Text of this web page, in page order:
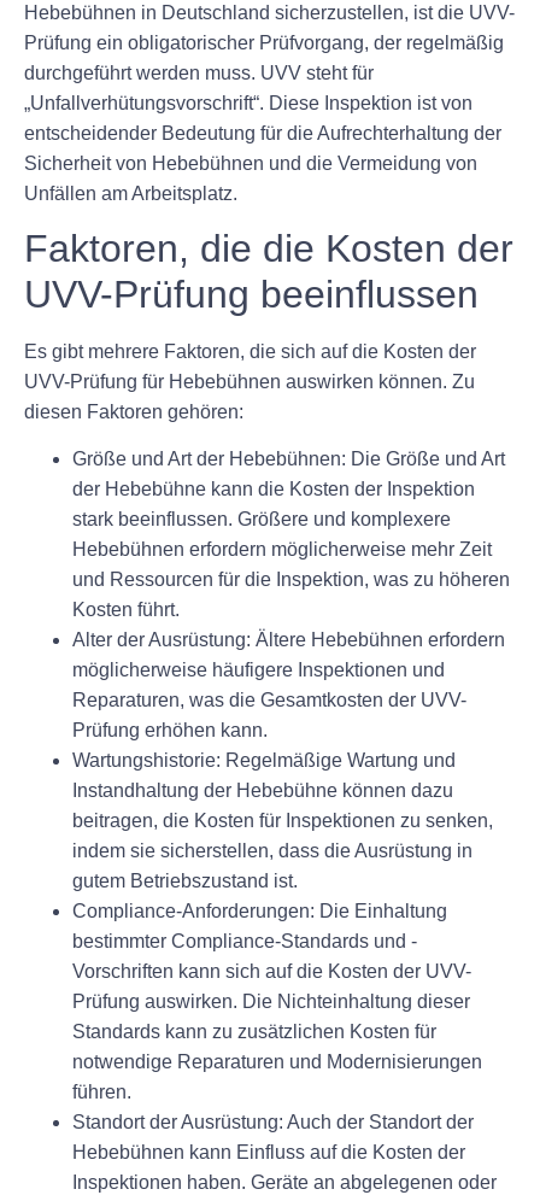
Hebebühnen in Deutschland sicherzustellen, ist die UVV-
Prüfung ein obligatorischer Prüfvorgang, der regelmäßig
durchgeführt werden muss. UVV steht für
„Unfallverhütungsvorschrift“. Diese Inspektion ist von
entscheidender Bedeutung für die Aufrechterhaltung der
Sicherheit von Hebebühnen und die Vermeidung von
Unfällen am Arbeitsplatz.
Faktoren, die die Kosten der
UVV-Prüfung beeinflussen
Es gibt mehrere Faktoren, die sich auf die Kosten der
UVV-Prüfung für Hebebühnen auswirken können. Zu
diesen Faktoren gehören:
Größe und Art der Hebebühnen: Die Größe und Art
der Hebebühne kann die Kosten der Inspektion
stark beeinflussen. Größere und komplexere
Hebebühnen erfordern möglicherweise mehr Zeit
und Ressourcen für die Inspektion, was zu höheren
Kosten führt.
Alter der Ausrüstung: Ältere Hebebühnen erfordern
möglicherweise häufigere Inspektionen und
Reparaturen, was die Gesamtkosten der UVV-
Prüfung erhöhen kann.
Wartungshistorie: Regelmäßige Wartung und
Instandhaltung der Hebebühne können dazu
beitragen, die Kosten für Inspektionen zu senken,
indem sie sicherstellen, dass die Ausrüstung in
gutem Betriebszustand ist.
Compliance-Anforderungen: Die Einhaltung
bestimmter Compliance-Standards und -
Vorschriften kann sich auf die Kosten der UVV-
Prüfung auswirken. Die Nichteinhaltung dieser
Standards kann zu zusätzlichen Kosten für
notwendige Reparaturen und Modernisierungen
führen.
Standort der Ausrüstung: Auch der Standort der
Hebebühnen kann Einfluss auf die Kosten der
Inspektionen haben. Geräte an abgelegenen oder